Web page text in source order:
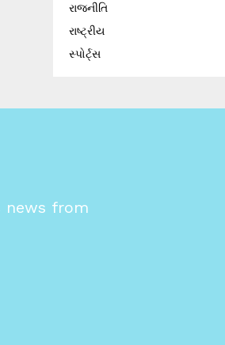
રાજનીતિ
રાષ્ટ્રીય
સ્પોર્ટ્સ
news from